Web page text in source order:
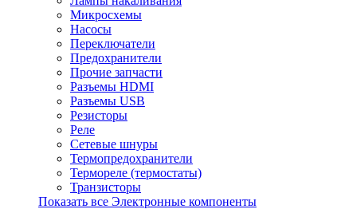
Микросхемы
Насосы
Переключатели
Предохранители
Прочие запчасти
Разъемы HDMI
Разъемы USB
Резисторы
Реле
Сетевые шнуры
Термопредохранители
Термореле (термостаты)
Транзисторы
Показать все Электронные компоненты